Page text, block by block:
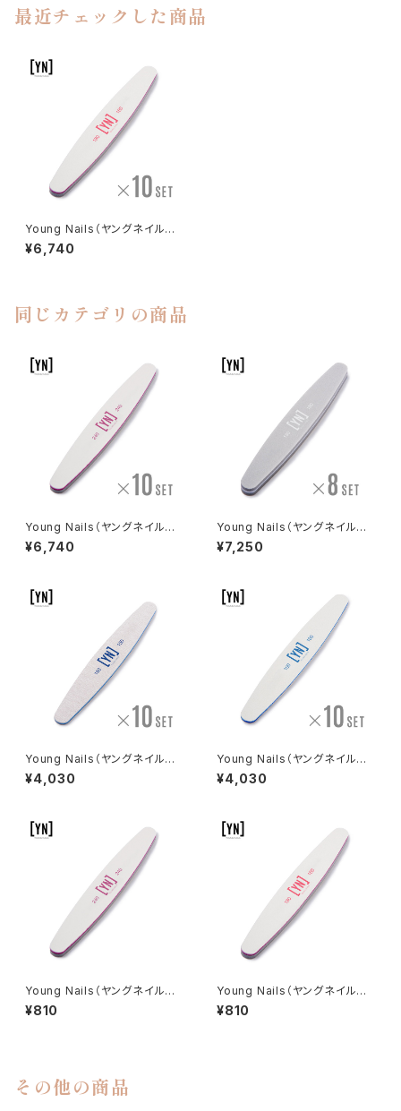
最近チェックした商品
Young Nails（ヤングネイルズ）
180/180 Pink Combo File（1
80/180 ピンクコンボファイル）
¥6,740
同じカテゴリの商品
Young Nails（ヤングネイルズ）
240/240 Purple Combo Fil
e（240/240 パープルコンボフ
¥6,740
Young Nails（ヤングネイルズ）
180/180 Gray Sponge（180/
180 グレースポンジ）8本セット
¥7,250
Young Nails（ヤングネイルズ）
150/150 Zebra File（150/150
ゼブラファイル）10本セット
¥4,030
Young Nails（ヤングネイルズ）
100/100 Grit Blue File（100/
100 グリットブルーファイル）10
¥4,030
Young Nails（ヤングネイルズ）
240/240 Purple Combo Fil
e（240/240 パープルコンボフ
¥810
Young Nails（ヤングネイルズ）
180/180 Pink Combo File（1
80/180 ピンクコンボファイル）
¥810
その他の商品